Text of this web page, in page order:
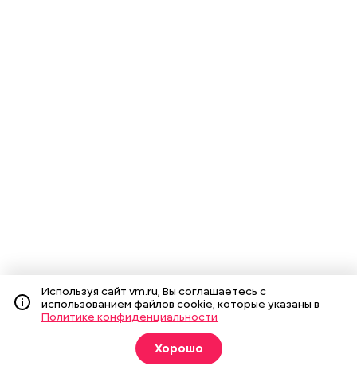
Используя сайт vm.ru, Вы соглашаетесь с
использованием файлов cookie, которые указаны в
Политике конфиденциальности
Хорошо